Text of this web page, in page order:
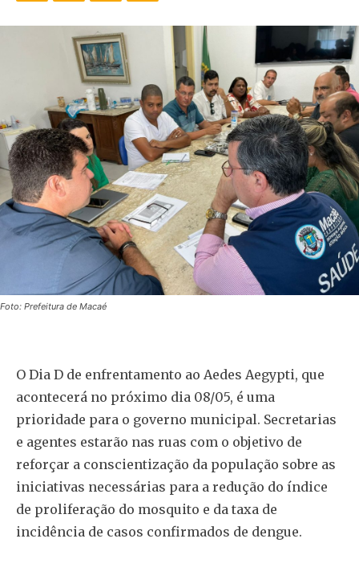
Foto: Prefeitura de Macaé
O Dia D de enfrentamento ao Aedes Aegypti, que
acontecerá no próximo dia 08/05, é uma
prioridade para o governo municipal. Secretarias
e agentes estarão nas ruas com o objetivo de
reforçar a conscientização da população sobre as
iniciativas necessárias para a redução do índice
de proliferação do mosquito e da taxa de
incidência de casos confirmados de dengue.